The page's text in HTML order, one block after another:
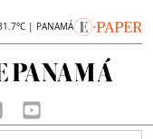
| PANAMÁ